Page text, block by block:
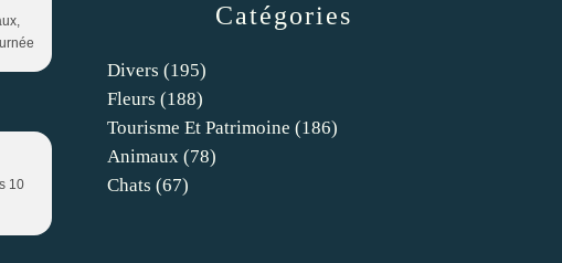
10
Catégories
Divers (195)
Fleurs (188)
Tourisme Et Patrimoine (186)
Animaux (78)
Chats (67)